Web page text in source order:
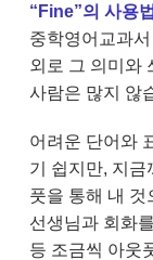
“Fine”의 사용
중학영어교과
외로 그 의미와
사람은 많지 않
어려운 단어와
기 쉽지만, 지금
풋을 통해 내 것
선생님과 회화
등 조금씩 아웃